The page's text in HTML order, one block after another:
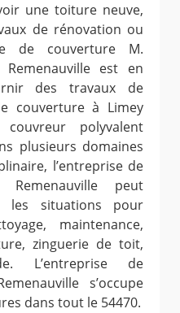
une toiture neuve,
de rénovation ou
de couverture M.
est en
des travaux de
couverture à Limey
polyvalent
plusieurs domaines
l’entreprise de
peut
les situations pour
maintenance,
zinguerie de toit,
L’entreprise de
s’occupe
dans tout le 54470.